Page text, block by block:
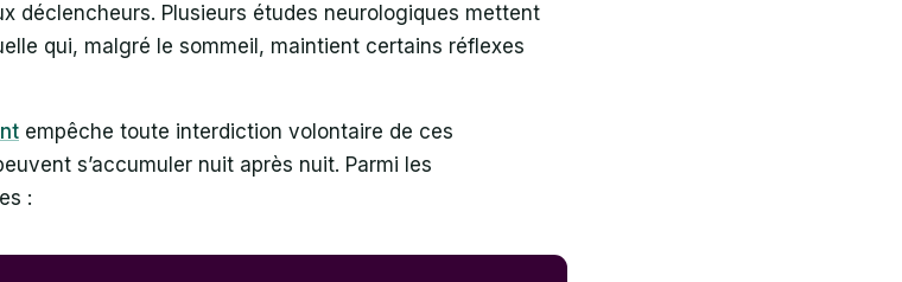
déclencheurs. Plusieurs études neurologiques mettent
qui, malgré le sommeil, maintient certains réflexes
empêche toute interdiction volontaire de ces
s’accumuler nuit après nuit. Parmi les
: